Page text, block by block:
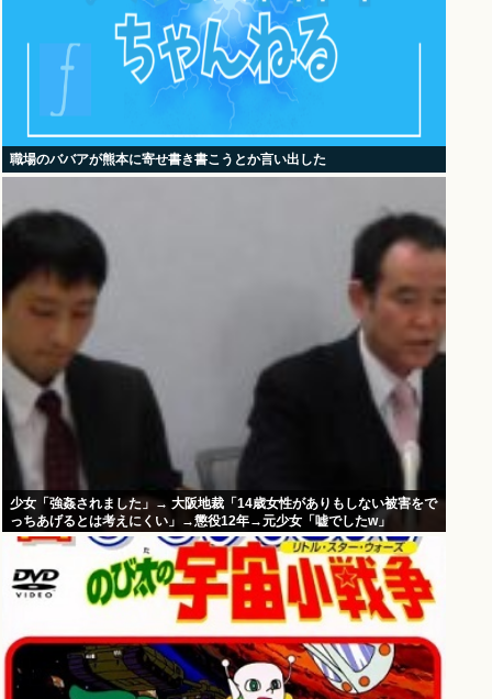
職場のババアが熊本に寄せ書き書こうとか言い出した
少女「強姦されました」→ 大阪地裁「14歳女性がありもしない被害をで
っちあげるとは考えにくい」→懲役12年→元少女「嘘でしたw」